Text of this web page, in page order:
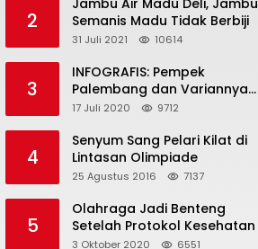
2
Jambu Air Madu Deli, Jambu
Semanis Madu Tidak Berbiji
31 Juli 2021 10614
3
INFOGRAFIS: Pempek
Palembang dan Variannya
yang Melegenda
17 Juli 2020 9712
4
Senyum Sang Pelari Kilat di
Lintasan Olimpiade
25 Agustus 2016 7137
5
Olahraga Jadi Benteng
Setelah Protokol Kesehatan
3 Oktober 2020 6551